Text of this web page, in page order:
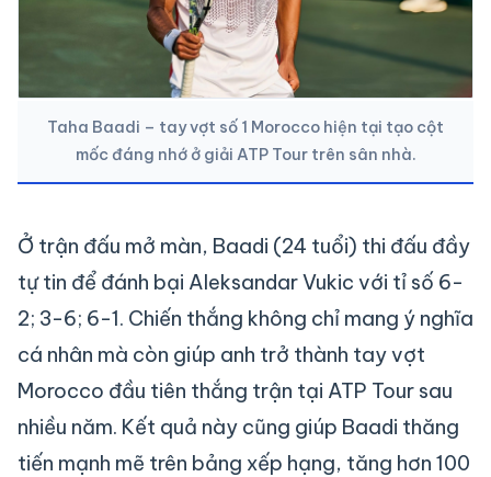
Taha Baadi – tay vợt số 1 Morocco hiện tại tạo cột
mốc đáng nhớ ở giải ATP Tour trên sân nhà.
Ở trận đấu mở màn, Baadi (24 tuổi) thi đấu đầy
tự tin để đánh bại Aleksandar Vukic với tỉ số 6-
2; 3-6; 6-1. Chiến thắng không chỉ mang ý nghĩa
cá nhân mà còn giúp anh trở thành tay vợt
Morocco đầu tiên thắng trận tại ATP Tour sau
nhiều năm. Kết quả này cũng giúp Baadi thăng
tiến mạnh mẽ trên bảng xếp hạng, tăng hơn 100